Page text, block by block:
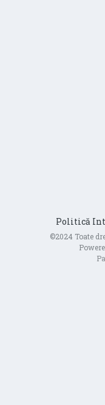
Politică
©2024 Toate